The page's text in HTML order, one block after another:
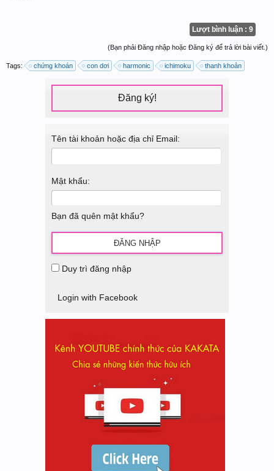
Lượt bình luận : 9
(Bạn phải Đăng nhập hoặc Đăng ký để trả lời bài viết.)
Tags: chứng khoán con dơi harmonic ichimoku thanh khoản
Đăng ký!
Tên tài khoản hoặc địa chỉ Email:
Mật khẩu:
Bạn đã quên mật khẩu?
Duy trì đăng nhập
Login with Facebook